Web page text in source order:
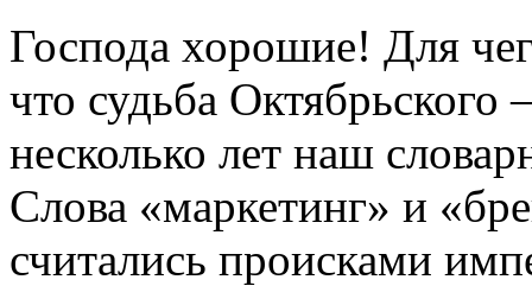
Господа хорошие! Для
что судьба
несколько лет наш
Слова «маркетинг» и
считались происками